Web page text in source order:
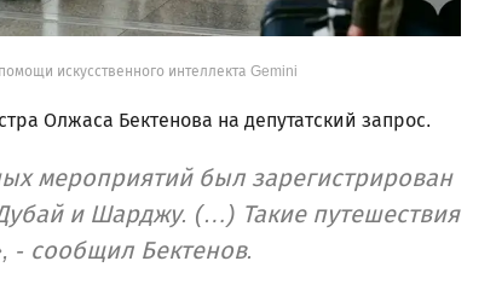
искусственного интеллекта Gemini
Олжаса Бектенова на депутатский запрос.
мероприятий был зарегистрирован
и Шарджу. (…) Такие путешествия
- сообщил Бектенов.